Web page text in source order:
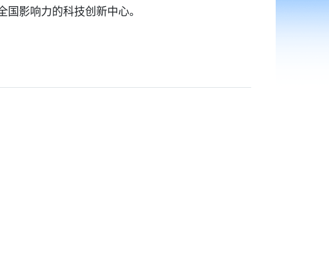
影响力的科技创新中心。